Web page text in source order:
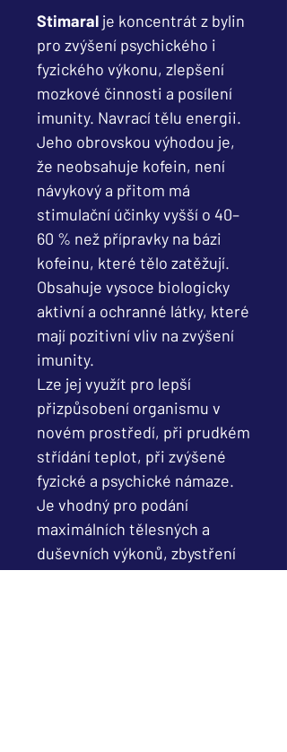
Stimaral je koncentrát z bylin
pro zvýšení psychického i
fyzického výkonu, zlepšení
mozkové činnosti a posílení
imunity. Navrací tělu energii.
Jeho obrovskou výhodou je,
že neobsahuje kofein, není
návykový a přitom má
stimulační účinky vyšší o 40–
60 % než přípravky na bázi
kofeinu, které tělo zatěžují.
Obsahuje vysoce biologicky
aktivní a ochranné látky, které
mají pozitivní vliv na zvýšení
imunity.
Lze jej využít pro lepší
přizpůsobení organismu v
novém prostředí, při prudkém
střídání teplot, při zvýšené
fyzické a psychické námaze.
Je vhodný pro podání
maximálních tělesných a
duševních výkonů, zbystření